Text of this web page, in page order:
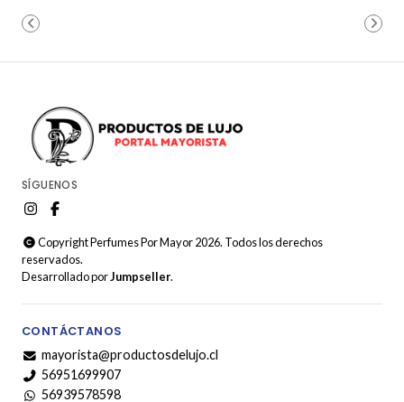
SÍGUENOS
Copyright Perfumes Por Mayor 2026. Todos los derechos
reservados.
Desarrollado porJumpseller.
CONTÁCTANOS
mayorista@productosdelujo.cl
56951699907
56939578598